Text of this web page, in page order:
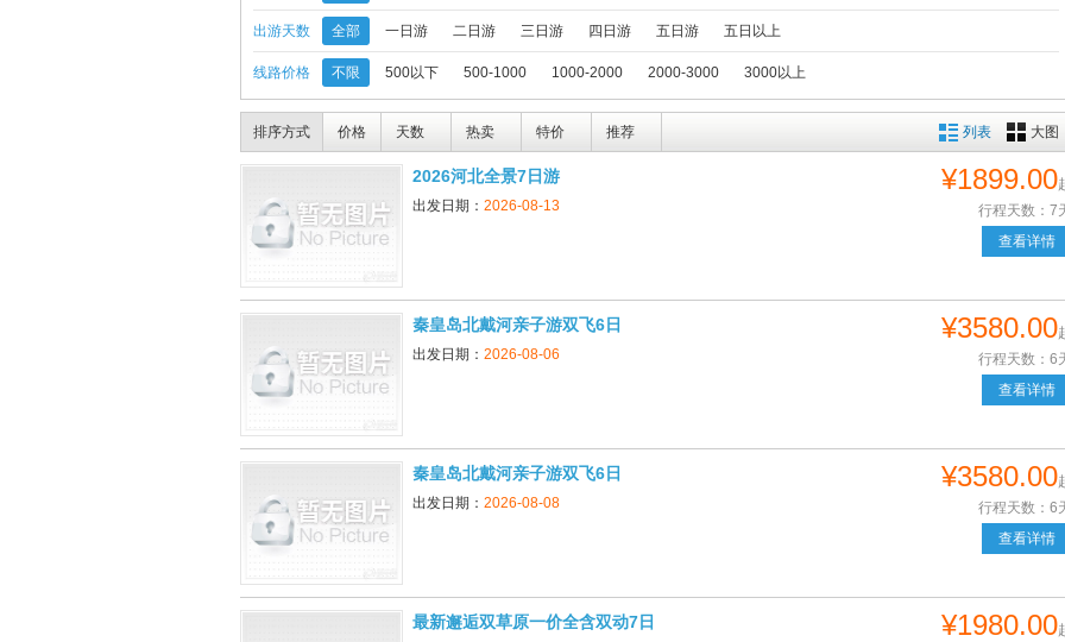
出游天数 全部 一日游 二日游 三日游 四日游 五日游 五日以上
线路价格 不限 500以下 500-1000 1000-2000 2000-3000 3000以上
列表 大图
排序方式 价格 天数 热卖 特价 推荐
2026河北全景7日游
出发日期： 2026-08-13
¥1899.00
行程天数：7
查看详情
秦皇岛北戴河亲子游双飞6日
出发日期： 2026-08-06
¥3580.00
行程天数：6
查看详情
秦皇岛北戴河亲子游双飞6日
出发日期： 2026-08-08
¥3580.00
行程天数：6
查看详情
最新邂逅双草原一价全含双动7日 ¥1980.00